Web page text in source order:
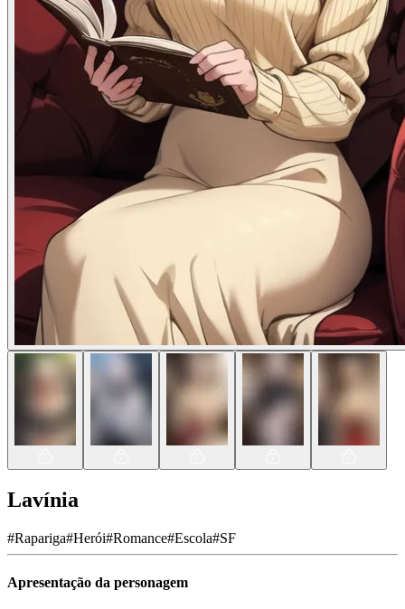
Lavínia
#Rapariga#Herói#Romance#Escola#SF
Apresentação da personagem